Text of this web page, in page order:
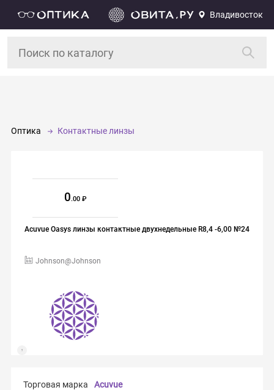
Владивосток
Оптика Контактные линзы
Acuvue Oasys линзы контактные двухнедельные R8,4 -6,00 №24
Johnson@Johnson
0.00
Торговая марка
Acuvue